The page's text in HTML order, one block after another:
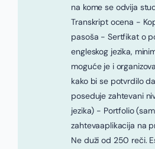
na kome se odvija
Transkript ocena -
pasoša - Sertfikat o
engleskog jezika,
moguće je i
kako bi se potvrdilo
poseduje zahtevani
jezika) - Portfolio
zahtevaaplikacija na
Ne duži od 250 reči.